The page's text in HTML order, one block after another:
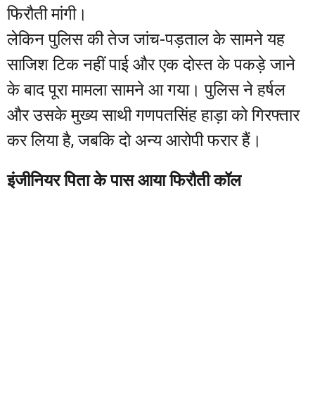
फिरौती मांगी।
लेकिन पुलिस की तेज जांच-पड़ताल के सामने यह
साजिश टिक नहीं पाई और एक दोस्त के पकड़े जाने
के बाद पूरा मामला सामने आ गया। पुलिस ने हर्षल
और उसके मुख्य साथी गणपतसिंह हाड़ा को गिरफ्तार
कर लिया है, जबकि दो अन्य आरोपी फरार हैं।
इंजीनियर पिता के पास आया फिरौती कॉल